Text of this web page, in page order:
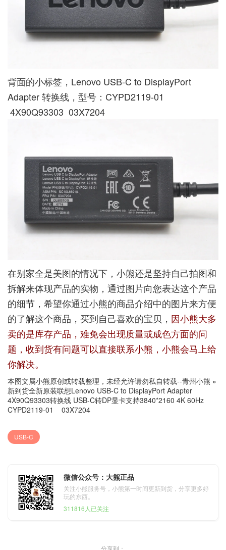
背面的小标签，Lenovo USB-C to DisplayPort
Adapter 转换线，型号：CYPD2119-01
4X90Q93303 03X7204
在别家全是美图的情况下，小熊还是坚持自己拍图和
拆解来体现产品的实物，通过图片向您表达这个产品
的细节，希望你通过小熊的商品介绍中的图片来方便
的了解这个商品，买到自己喜欢的宝贝， 因小熊大多
卖的是库存产品，难免会出现质量或成色方面的问
题，收到货有问题可以直接联系小熊，小熊会马上给
你解决。
本图文属小熊原创或转载整理，未经允许请勿私自转载--青州小熊 »
新到货全新原装联想Lenovo USB-C to DisplayPort Adapter
4X90Q93303转换线 USB-C转DP显卡支持3840*2160 4K 60Hz
CYPD2119-01 03X7204
USB-C
微信公众号：大熊正品
关注小熊服务号，小熊第一时间更新到货，分享更多好
玩的东西。
311816人已关注
分享到：